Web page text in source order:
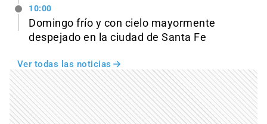
10:00
Domingo frío y con cielo mayormente
despejado en la ciudad de Santa Fe
Ver todas las noticias